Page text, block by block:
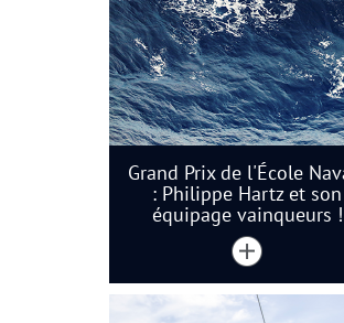
Grand Prix de l'École
: Philippe Hartz et son
équipage vainqueurs !